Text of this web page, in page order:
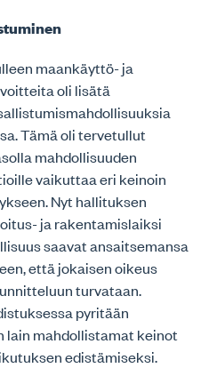
maankäyttö- ja
oli lisätä
Tämä oli tervetullut
mahdollisuuden
vaikuttaa eri keinoin
Nyt hallituksen
ja rakentamislaiksi
saavat ansaitsemansa
että jokaisen oikeus
turvataan.
pyritään
lain mahdollistamat keinot
edistämiseksi.